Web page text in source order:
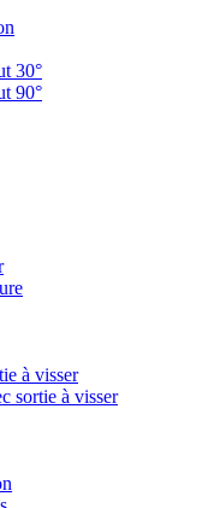
30°
90°
à visser
sortie à visser